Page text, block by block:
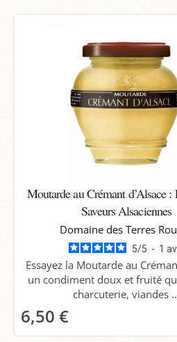
Moutarde au Crémant d’Alsace :
Saveurs Alsaciennes
Domaine des Terres
5/5 - 1
Essayez la Moutarde au
un condiment doux et fruité
charcuterie, viandes
6,50 €